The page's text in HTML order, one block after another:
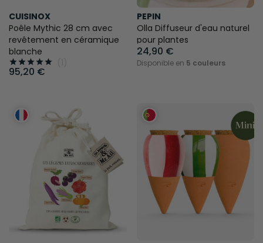
CUISINOX
Poêle Mythic 28 cm avec
revêtement en céramique
blanche
    
95,20 €
PEPIN
Olla Diffuseur d'eau naturel
pour plantes
24,90 €
Disponible en 5 couleurs